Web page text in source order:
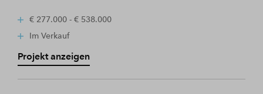
€ 277.000 - € 538.000
Im Verkauf
Projekt anzeigen